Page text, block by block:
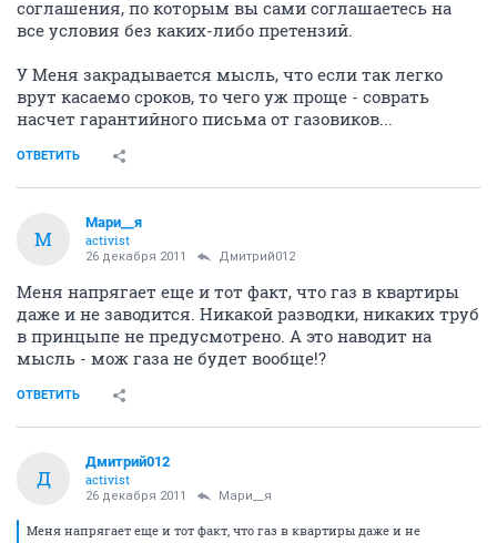
соглашения, по которым вы сами соглашаетесь на
все условия без каких-либо претензий.
У Меня закрадывается мысль, что если так легко
врут касаемо сроков, то чего уж проще - соврать
насчет гарантийного письма от газовиков...
ОТВЕТИТЬ
М
Мари__я
activist
26 декабря 2011 Дмитрий012
Меня напрягает еще и тот факт, что газ в квартиры
даже и не заводится. Никакой разводки, никаких труб
в принцыпе не предусмотрено. А это наводит на
мысль - мож газа не будет вообще!?
ОТВЕТИТЬ
Д
Дмитрий012
activist
26 декабря 2011 Мари__я
Меня напрягает еще и тот факт, что газ в квартиры даже и не